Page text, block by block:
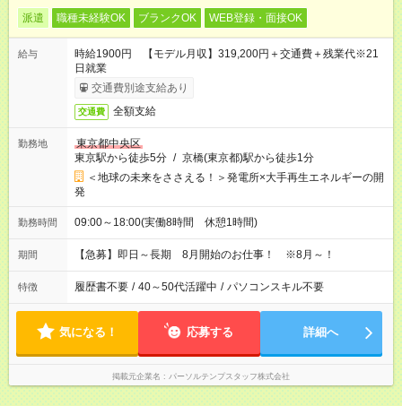
派遣 職種未経験OK ブランクOK WEB登録・面接OK
給与
時給1900円 【モデル月収】319,200円＋交通費＋残業代※21
日就業
交通費別途支給あり
交通費 全額支給
勤務地
東京都中央区
東京駅から徒歩5分 / 京橋(東京都)駅から徒歩1分
＜地球の未来をささえる！＞発電所×大手再生エネルギーの開
発
勤務時間 09:00～18:00(実働8時間 休憩1時間)
期間 【急募】即日～長期 8月開始のお仕事！ ※8月～！
特徴 履歴書不要 / 40～50代活躍中 / パソコンスキル不要
気になる！ 応募する 詳細へ
掲載元企業名 パーソルテンプスタッフ株式会社